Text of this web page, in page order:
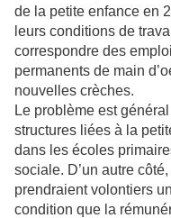
de la petite enfance en
leurs conditions de
correspondre des
permanents de main
nouvelles crèches.
Le problème est
structures liées à la
dans les écoles
sociale. D’un autre
prendraient volontiers
condition que la